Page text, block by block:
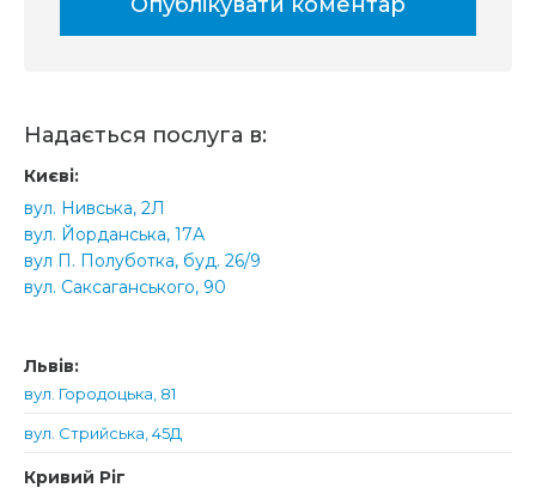
Надається послуга в:
Києві:
вул. Нивська, 2Л
вул. Йорданська, 17А
вул П. Полуботка, буд. 26/9
вул. Саксаганського, 90
Львів:
вул. Городоцька, 81
вул. Стрийська, 45Д
Кривий Ріг